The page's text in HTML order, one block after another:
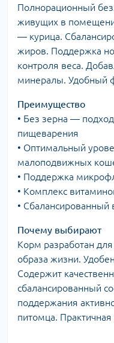
Полнорационный
живущих в
— курица.
жиров. Поддержка
контроля веса.
минералы. Удобный
Преимущество
• Без зерна —
пищеварения
• Оптимальный
малоподвижных
• Поддержка
• Комплекс
• Сбалансированный
Почему выбирают
Корм разработан
образа жизни.
Содержит
сбалансированный
поддержания
питомца.